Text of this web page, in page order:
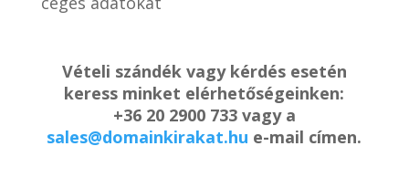
Vételi szándék vagy kérdés esetén
keress minket elérhetőségeinken:
+36 20 2900 733 vagy a
sales@domainkirakat.hu e-mail címen.